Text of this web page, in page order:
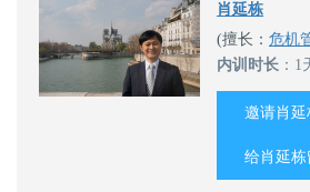
肖延栋
(擅长： 危机
内训时长 ：1
邀请肖延
给肖延栋